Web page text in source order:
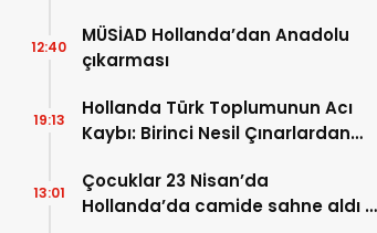
MÜSİAD Hollanda’dan Anadolu
çıkarması
12:40
Hollanda Türk Toplumunun Acı
Kaybı: Birinci Nesil Çınarlardan
19:13
Çocuklar 23 Nisan’da
Hollanda’da camide sahne aldı –
13:01